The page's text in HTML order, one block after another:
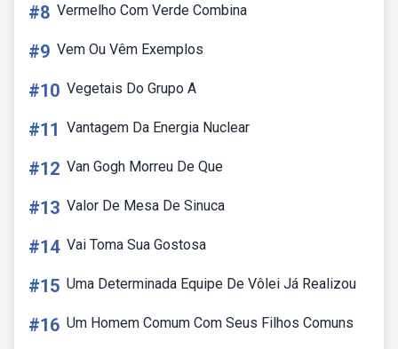
#8 Vermelho Com Verde Combina
#9 Vem Ou Vêm Exemplos
#10 Vegetais Do Grupo A
#11 Vantagem Da Energia Nuclear
#12 Van Gogh Morreu De Que
#13 Valor De Mesa De Sinuca
#14 Vai Toma Sua Gostosa
#15 Uma Determinada Equipe De Vôlei Já Realizou
#16 Um Homem Comum Com Seus Filhos Comuns